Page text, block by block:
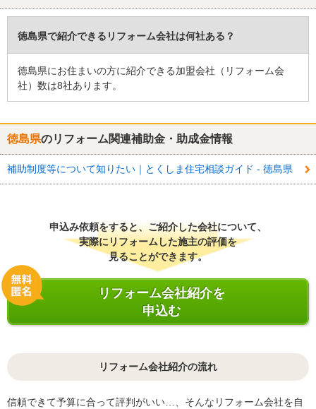
徳島県で紹介できるリフォーム会社は何社ある？
徳島県にお住まいの方に紹介できる加盟会社（リフォーム会
社）数は8社あります。
徳島県のリフォーム関連補助金・助成金情報
補助制度等について知りたい｜とくしま住宅相談ガイド - 徳島県
申込み依頼をすると、ご紹介した会社について、
実際にリフォームした施主の評価を
見ることができます。
リフォーム会社紹介を
申込む
リフォーム会社紹介の流れ
信頼できて予算に合って評判がいい…、そんなリフォーム会社を自